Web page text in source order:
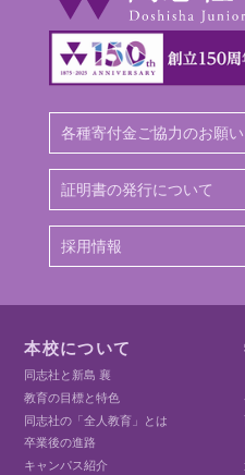
各種寄付金ご協力のお願い
証明書の発行について
採用情報
本校について
同志社と新島 襄
教育の目標と特色
同志社の「全人教育」とは
卒業後の進路
キャンパス紹介